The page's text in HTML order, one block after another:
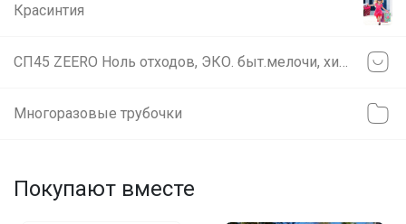
Красинтия
Многоразовые трубочки
Покупают вместе